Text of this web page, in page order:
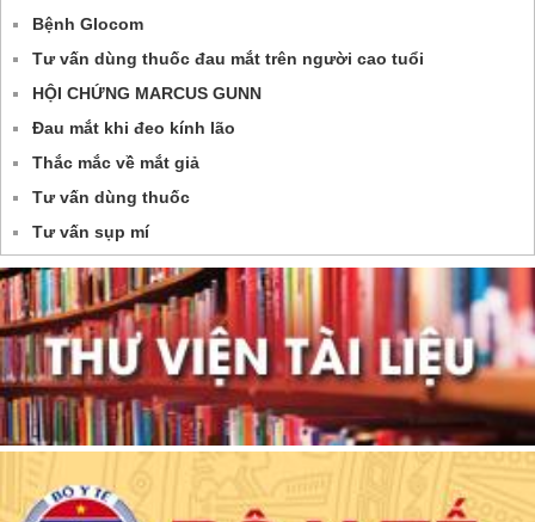
Bệnh Glocom
Tư vấn dùng thuốc đau mắt trên người cao tuổi
HỘI CHỨNG MARCUS GUNN
Đau mắt khi đeo kính lão
Thắc mắc về mắt giả
Tư vấn dùng thuốc
Tư vấn sụp mí